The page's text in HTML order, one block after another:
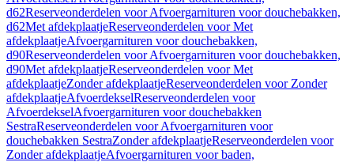
d62Reserveonderdelen voor Afvoergarnituren voor douchebakken,
d62Met afdekplaatjeReserveonderdelen voor Met
afdekplaatjeAfvoergarnituren voor douchebakken,
d90Reserveonderdelen voor Afvoergarnituren voor douchebakken,
d90Met afdekplaatjeReserveonderdelen voor Met
afdekplaatjeZonder afdekplaatjeReserveonderdelen voor Zonder
afdekplaatjeAfvoerdekselReserveonderdelen voor
AfvoerdekselAfvoergarnituren voor douchebakken
SestraReserveonderdelen voor Afvoergarnituren voor
douchebakken SestraZonder afdekplaatjeReserveonderdelen voor
Zonder afdekplaatjeAfvoergarnituren voor baden,